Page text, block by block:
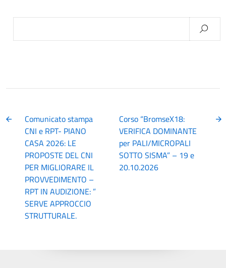
Comunicato stampa
CNI e RPT- PIANO
CASA 2026: LE
PROPOSTE DEL CNI
PER MIGLIORARE IL
PROVVEDIMENTO –
RPT IN AUDIZIONE: ”
SERVE APPROCCIO
STRUTTURALE.
Corso “BromseX18:
VERIFICA DOMINANTE
per PALI/MICROPALI
SOTTO SISMA” – 19 e
20.10.2026